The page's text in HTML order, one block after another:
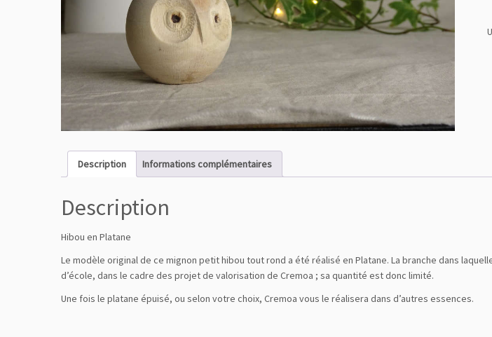
Description Informations complémentaires
Description
Hibou en Platane
Le modèle original de ce mignon petit hibou tout rond a été réalisé en Platane. La branche dans
d’école, dans le cadre des projet de valorisation de Cremoa ; sa quantité est donc limité.
Une fois le platane épuisé, ou selon votre choix, Cremoa vous le réalisera dans d’autres essences.